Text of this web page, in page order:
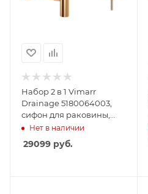
Набор 2 в 1 Vimarr
Drainage 5180064003,
сифон для раковины,
донный клапан
универсальный, золото
Нет в наличии
29099 руб.